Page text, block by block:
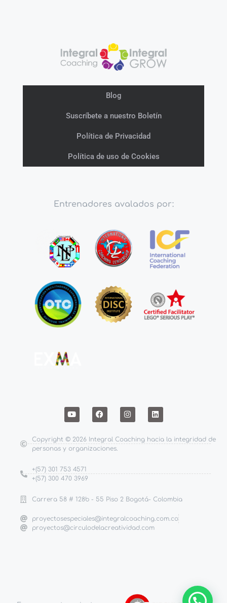
Blog
Suscríbete a nuestro Boletín
Política de Privacidad
Política de uso de Cookies
Entrenadores avalados por:
Copyright © 2026 Integral Coaching hacia la integridad de
personas y organizaciones.
+(57) 301 753 4571
+(57) 300 470 3969
Carrera 58 # 128b - 55 Piso 2 Bogotá- Colombia
proyectosespeciales@integralcoaching.com.co
proyectos@circulodelacreatividad.com